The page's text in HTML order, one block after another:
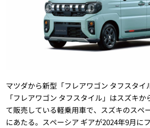
マツダから新型「フレアワゴン タフスタイ
「フレアワゴン タフスタイル」はスズキか
て販売している軽乗用車で、スズキのスペ
にあたる。スペーシア ギアが2024年9月に